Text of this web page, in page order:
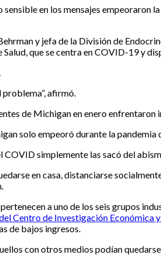
en los mensajes
y jefa de la División de
que se centra en COVID-19 y
afirmó.
de Michigan en enero
solo empeoró durante la pandemia
COVID simplemente las sacó del
en casa, distanciarse
a uno de los seis grupos
Centro de Investigación Económica
de bajos ingresos.
con otros medios podían